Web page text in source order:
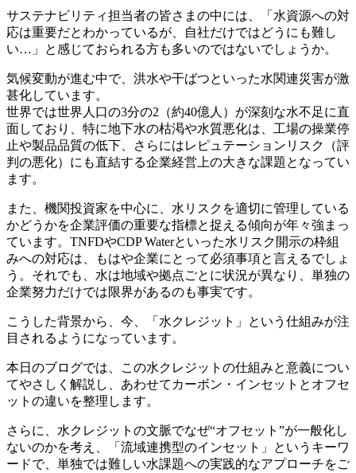
サステナビリティ担当者の皆さまの中には、「水資源への対
応は重要だとわかっているが、自社だけではどうにも難し
い…」と感じておられる方も多いのではないでしょうか。
気候変動が進む中で、洪水や干ばつといった水関連災害が激
甚化しています。
世界では世界人口の3分の2（約40億人）が深刻な水不足に直
面しており、特に地下水の枯渇や水質悪化は、工場の操業停
止や製品品質の低下、さらにはレピュテーションリスク（評
判の悪化）にも直結する企業経営上の大きな課題となってい
ます。
また、機関投資家を中心に、水リスクを適切に管理している
かどうかを企業評価の重要な指標と捉える傾向が年々強まっ
ています。TNFDやCDP Waterといった水リスク開示の枠組
みへの対応は、もはや企業にとって必須事項と言えるでしょ
う。それでも、水は地域や拠点ごとに状況が異なり、単独の
企業努力だけでは限界があるのも事実です。
こうした背景から、今、「水クレジット」という仕組みが注
目されるようになっています。
本日のブログでは、この水クレジットの仕組みと意義につい
てやさしく解説し、あわせてカーボン・インセットとオフセ
ットの違いを整理します。
さらに、水クレジットの文脈でなぜ“オフセット”が一般化し
ないのかを考え、「流域連携型のインセット」というキーワ
ードで、単独では難しい水課題への実践的なアプローチをご